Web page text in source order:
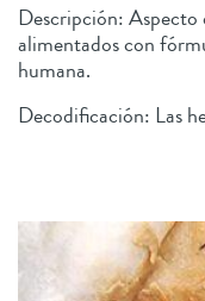
Descripción: Aspecto
alimentados con
humana.
Decodificación: Las